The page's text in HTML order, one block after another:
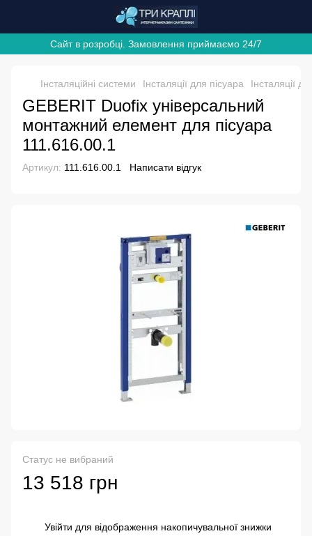
Сайт в розробці. Замовлення приймаємо 24/7
Інсталяційні системи Інсталяції для пісуара Інсталяції
GEBERIT Duofix універсальний
монтажний елемент для пісуара
111.616.00.1
Артикул: 111.616.00.1 Написати відгук
Статус не вибраний
13 518 грн
Увійти для відображення накопичувальної знижки